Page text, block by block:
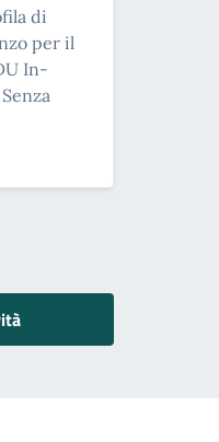
di
per il
In-